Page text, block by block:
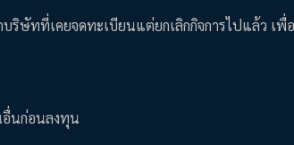
ษัทที่เคยจดทะเบียนแต่ยกเลิกกิจการไปแล้ว เพื่
อื่นก่อนลงทุน